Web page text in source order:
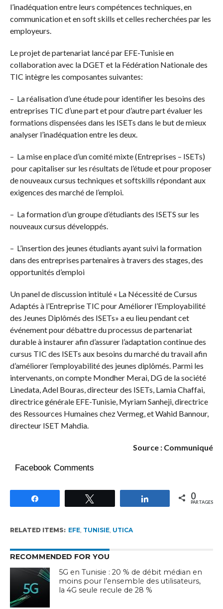
l’inadéquation entre leurs compétences techniques, en
communication et en soft skills et celles recherchées par les
employeurs.
Le projet de partenariat lancé par EFE-Tunisie en
collaboration avec la DGET et la Fédération Nationale des
TIC intègre les composantes suivantes:
– La réalisation d’une étude pour identifier les besoins des
entreprises TIC d’une part et pour d’autre part évaluer les
formations dispensées dans les ISETs dans le but de mieux
analyser l’inadéquation entre les deux.
– La mise en place d’un comité mixte (Entreprises – ISETs)
pour capitaliser sur les résultats de l’étude et pour proposer
de nouveaux cursus techniques et softskills répondant aux
exigences des marché de l’emploi.
– La formation d’un groupe d’étudiants des ISETS sur les
nouveaux cursus développés.
– L’insertion des jeunes étudiants ayant suivi la formation
dans des entreprises partenaires à travers des stages, des
opportunités d’emploi
Un panel de discussion intitulé « La Nécessité de Cursus
Adaptés à l’Entreprise TIC pour Améliorer l’Employabilité
des Jeunes Diplômés des ISETs» a eu lieu pendant cet
événement pour débattre du processus de partenariat
durable à instaurer afin d’assurer l’adaptation continue des
cursus TIC des ISETs aux besoins du marché du travail afin
d’améliorer l’employabilité des jeunes diplômés. Parmi les
intervenants, on compte Mondher Merai, DG de la société
Linedata, Adel Bouras, directeur des ISETs, Lamia Chaffai,
directrice générale EFE-Tunisie, Myriam Sanheji, directrice
des Ressources Humaines chez Vermeg, et Wahid Bannour,
directeur ISET Mahdia.
Source : Communiqué
Facebook Comments
Partagez 0
PARTAGES
RELATED ITEMS: EFE, TUNISIE, UTICA
RECOMMENDED FOR YOU
5G en Tunisie : 20 % de débit médian en
moins pour l’ensemble des utilisateurs,
la 4G seule recule de 28 %